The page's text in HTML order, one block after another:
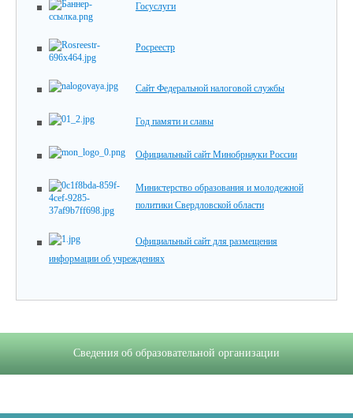
Госуслуги
Росреестр
Сайт Федеральной налоговой службы
Год памяти и славы
Официальный сайт Минобрнауки России
Министерство образования и молодежной
политики Свердловской области
Официальный сайт для размещения
информации об учреждениях
Сведения об образовательной организации